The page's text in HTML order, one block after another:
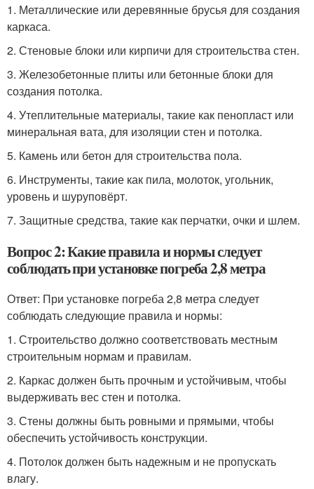
1. Металлические или деревянные брусья для создания
каркаса.
2. Стеновые блоки или кирпичи для строительства стен.
3. Железобетонные плиты или бетонные блоки для
создания потолка.
4. Утеплительные материалы, такие как пенопласт или
минеральная вата, для изоляции стен и потолка.
5. Камень или бетон для строительства пола.
6. Инструменты, такие как пила, молоток, угольник,
уровень и шуруповёрт.
7. Защитные средства, такие как перчатки, очки и шлем.
Вопрос 2: Какие правила и нормы следует
соблюдать при установке погреба 2,8 метра
Ответ: При установке погреба 2,8 метра следует
соблюдать следующие правила и нормы:
1. Строительство должно соответствовать местным
строительным нормам и правилам.
2. Каркас должен быть прочным и устойчивым, чтобы
выдерживать вес стен и потолка.
3. Стены должны быть ровными и прямыми, чтобы
обеспечить устойчивость конструкции.
4. Потолок должен быть надежным и не пропускать
влагу.